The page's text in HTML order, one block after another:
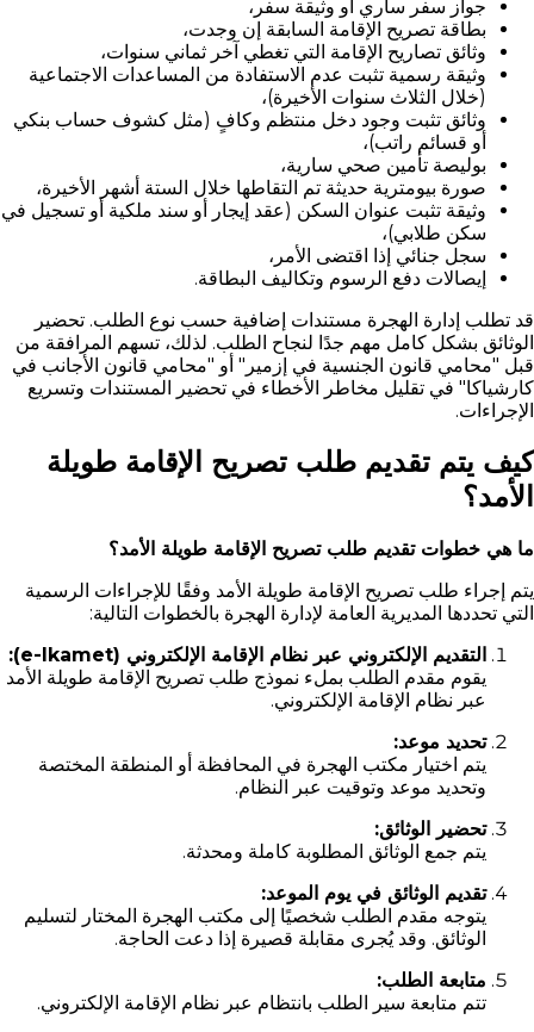
جواز سفر ساري أو وثيقة سفر،
بطاقة تصريح الإقامة السابقة إن وجدت،
وثائق تصاريح الإقامة التي تغطي آخر ثماني سنوات،
وثيقة رسمية تثبت عدم الاستفادة من المساعدات الاجتماعية
(خلال الثلاث سنوات الأخيرة)،
وثائق تثبت وجود دخل منتظم وكافٍ (مثل كشوف حساب بنكي
أو قسائم راتب)،
بوليصة تأمين صحي سارية،
صورة بيومترية حديثة تم التقاطها خلال الستة أشهر الأخيرة،
وثيقة تثبت عنوان السكن (عقد إيجار أو سند ملكية أو تسجيل في
سكن طلابي)،
سجل جنائي إذا اقتضى الأمر،
إيصالات دفع الرسوم وتكاليف البطاقة.
قد تطلب إدارة الهجرة مستندات إضافية حسب نوع الطلب. تحضير
الوثائق بشكل كامل مهم جدًا لنجاح الطلب. لذلك، تسهم المرافقة من
قبل "محامي قانون الجنسية في إزمير" أو "محامي قانون الأجانب في
كارشياكا" في تقليل مخاطر الأخطاء في تحضير المستندات وتسريع
الإجراءات.
كيف يتم تقديم طلب تصريح الإقامة طويلة
الأمد؟
ما هي خطوات تقديم طلب تصريح الإقامة طويلة الأمد؟
يتم إجراء طلب تصريح الإقامة طويلة الأمد وفقًا للإجراءات الرسمية
التي تحددها المديرية العامة لإدارة الهجرة بالخطوات التالية:
التقديم الإلكتروني عبر نظام الإقامة الإلكتروني (e-Ikamet):
يقوم مقدم الطلب بملء نموذج طلب تصريح الإقامة طويلة الأمد
عبر نظام الإقامة الإلكتروني.
تحديد موعد:
يتم اختيار مكتب الهجرة في المحافظة أو المنطقة المختصة
وتحديد موعد وتوقيت عبر النظام.
تحضير الوثائق:
يتم جمع الوثائق المطلوبة كاملة ومحدثة.
تقديم الوثائق في يوم الموعد:
يتوجه مقدم الطلب شخصيًا إلى مكتب الهجرة المختار لتسليم
الوثائق. وقد يُجرى مقابلة قصيرة إذا دعت الحاجة.
متابعة الطلب:
تتم متابعة سير الطلب بانتظام عبر نظام الإقامة الإلكتروني.